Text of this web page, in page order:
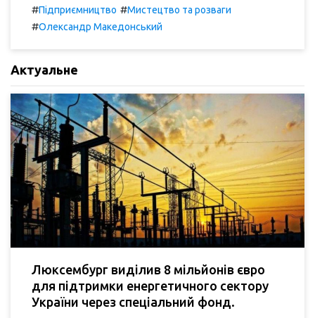
#Підприємництво #Мистецтво та розваги
#Олександр Македонський
Актуальне
Люксембург виділив 8 мільйонів євро
для підтримки енергетичного сектору
України через спеціальний фонд.